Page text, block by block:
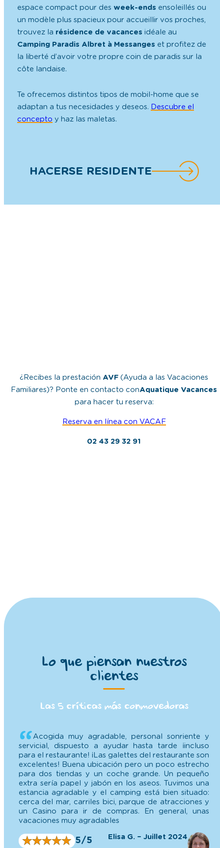
côte landaise.
Te ofrecemos distintos tipos de mobil-home que se
adaptan a tus necesidades y deseos.Descubre el
conceptoy haz las maletas.
HACERSE RESIDENTE
Reserva en línea con VACAF
02 43 29 32 91
Las 5 críticas más conmovedoras
servicial, dispuesto a ayudar hasta tarde ¡incluso
para dos tiendas y un coche grande. Un pequeño
extra sería papel y jabón en los aseos. Tuvimos una
estancia agradable y el camping está bien situado:
cerca del mar, carriles bici, parque de atracciones y
un Casino para ir de compras. En general, unas
vacaciones muy agradables
★★ ★★★
★★ ★★★ 5/5 Elisa G. – Juillet 2024
lugar muy agradable, con una dirección, animadores